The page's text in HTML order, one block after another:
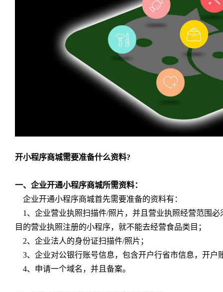
开小程序商城需要准备什么资料?
一、企业开通小程序商城所需资料：
企业开通小程序商城首先需要准备的资料有：
1、企业营业执照扫描件/照片，并且营业执照经营范围
目的营业执照注册的小程序，就不能去经营食品类目；
2、企业法人的身份证扫描件/照片；
3、企业对公银行账号信息，包含开户行省市信息，开户
4、申请一个域名，并且备案。